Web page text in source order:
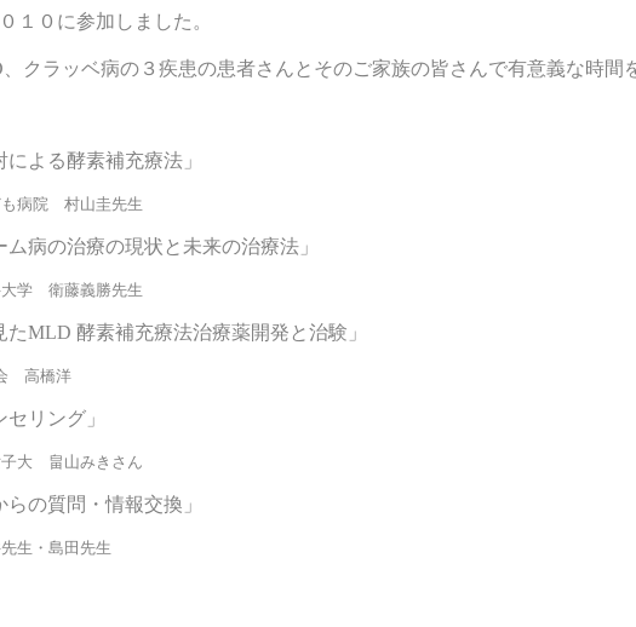
１０に参加しました。
クラッベ病の３疾患の患者さんとそのご家族の皆さんで有意義な時間
による酵素補充療法」
村山圭先生
ム病の治療の現状と未来の治療法」
衛藤義勝先生
たMLD 酵素補充療法治療薬開発と治験」
橋洋
セリング」
畠山みきさん
らの質問・情報交換」
島田先生